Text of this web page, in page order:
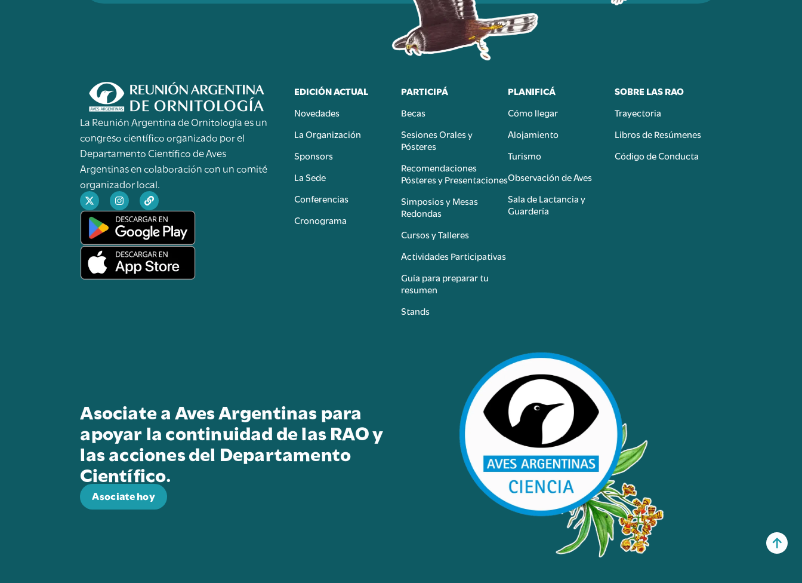
La Reunión Argentina de Ornitología es un
congreso científico organizado por el
Departamento Científico de Aves
Argentinas en colaboración con un comité
organizador local.
EDICIÓN ACTUAL
Novedades
La Organización
Sponsors
La Sede
Conferencias
Cronograma
PARTICIPÁ
Becas
Sesiones Orales y
Pósteres
Recomendaciones
Pósteres y Presentaciones
Simposios y Mesas
Redondas
Cursos y Talleres
Actividades Participativas
Guía para preparar tu
resumen
Stands
PLANIFICÁ
Cómo llegar
Alojamiento
Turismo
Observación de Aves
Sala de Lactancia y
Guardería
SOBRE LAS RAO
Trayectoria
Libros de Resúmenes
Código de Conducta
Asociate a Aves Argentinas para
apoyar la continuidad de las RAO y
las acciones del Departamento
Científico.
Asociate hoy